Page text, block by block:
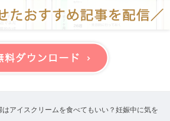
はアイスクリームを食べてもいい？妊娠中に気を